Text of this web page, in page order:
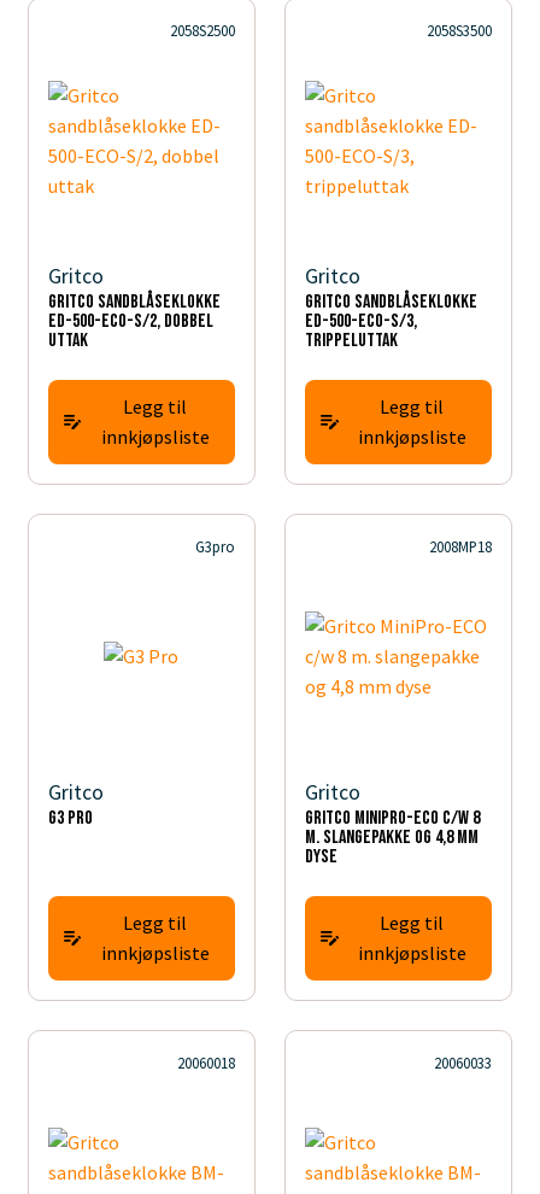
2058S2500
Gritco
Gritco sandblåseklokke
ED-500-ECO-S/2, dobbel
uttak
Legg til
innkjøpsliste
2058S3500
Gritco
Gritco sandblåseklokke
ED-500-ECO-S/3,
trippeluttak
Legg til
innkjøpsliste
G3pro
Gritco
G3 Pro
Legg til
innkjøpsliste
2008MP18
Gritco
Gritco MiniPro-ECO c/w 8
m. slangepakke og 4,8 mm
dyse
Legg til
innkjøpsliste
20060018 20060033